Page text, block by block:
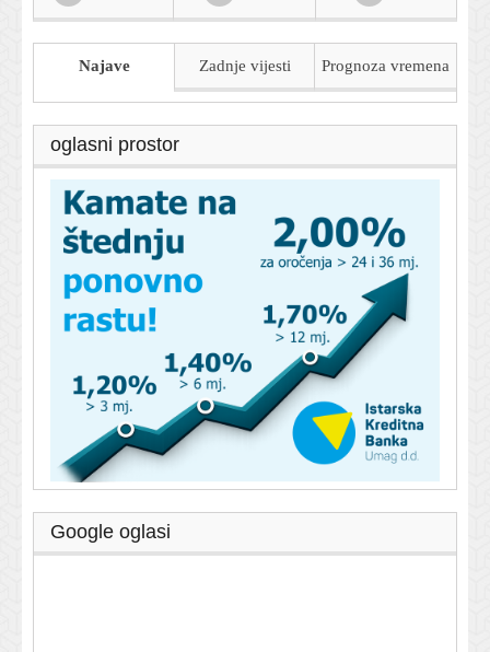
Najave Zadnje vijesti Prognoza vremena
oglasni prostor
Google oglasi